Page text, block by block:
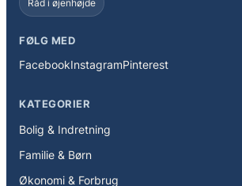
Råd i øjenhøjde
FØLG MED
FacebookInstagramPinterest
KATEGORIER
Bolig & Indretning
Familie & Børn
Økonomi & Forbrug